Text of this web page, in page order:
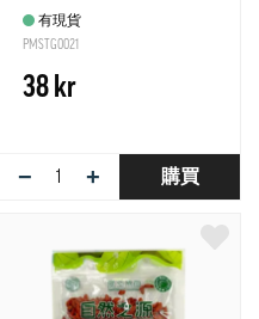
有現貨
PMSTG0021
38 kr
− + 購買